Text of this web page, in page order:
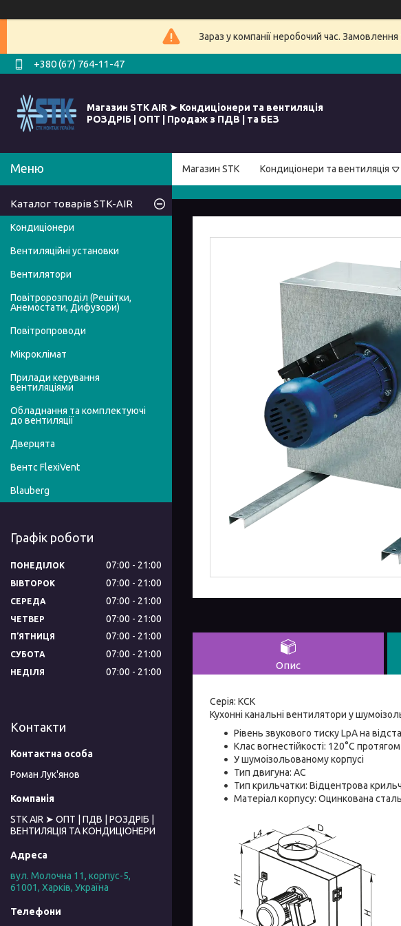
Зараз у компанії неробочий час.
+380 (67) 764-11-47
Магазин STK AIR ➤ Кондиціонери та вентиляція
РОЗДРІБ | ОПТ | Продаж з ПДВ | та БЕЗ
Магазин STK Кондиціонери та вентиляція
Опис
Серія: КСК
Кухонні канальні вентилятори у
Рівень звукового тиску LpA на
Клас вогнестійкості: 120°С
У шумоізольованому корпусі
Тип двигуна: AC
Тип крильчатки: Відцентрова
Матеріал корпусу: Оцинкована сталь
Каталог товарів STK-AIR
Кондиціонери
Вентиляційні установки
Вентилятори
Повітророзподіл (Решітки,
Анемостати, Дифузори)
Повітропроводи
Мікроклімат
Прилади керування
вентиляціями
Обладнання та комплектуючі
до вентиляції
Дверцята
Вентс FlexiVent
Blauberg
Графік роботи
ПОНЕДІЛОК 07:00 21:00
ВІВТОРОК 07:00 21:00
СЕРЕДА 07:00 21:00
ЧЕТВЕР 07:00 21:00
ПʼЯТНИЦЯ 07:00 21:00
СУБОТА 07:00 21:00
НЕДІЛЯ 07:00 21:00
Контакти
Роман Лук'янов
STK AIR ➤ ОПТ | ПДВ | РОЗДРІБ |
ВЕНТИЛЯЦІЯ ТА КОНДИЦІОНЕРИ
вул. Молочна 11, корпус-5,
61001, Харків, Україна